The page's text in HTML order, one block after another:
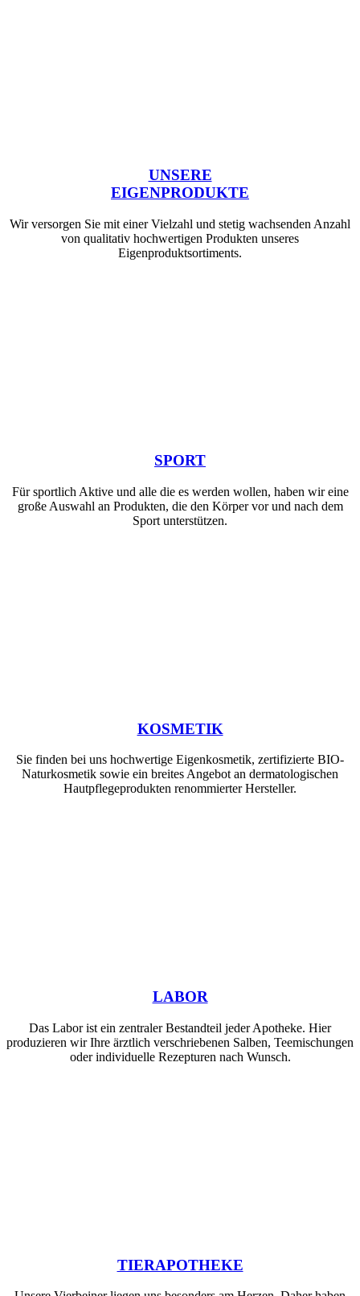
UNSERE
EIGENPRODUKTE
Wir versorgen Sie mit einer Vielzahl und stetig wachsenden Anzahl
von qualitativ hochwertigen Produkten unseres
Eigenproduktsortiments.
SPORT
Für sportlich Aktive und alle die es werden wollen, haben wir eine
große Auswahl an Produkten, die den Körper vor und nach dem
Sport unterstützen.
KOSMETIK
Sie finden bei uns hochwertige Eigenkosmetik, zertifizierte BIO-
Naturkosmetik sowie ein breites Angebot an dermatologischen
Hautpflegeprodukten renommierter Hersteller.
LABOR
Das Labor ist ein zentraler Bestandteil jeder Apotheke. Hier
produzieren wir Ihre ärztlich verschriebenen Salben, Teemischungen
oder individuelle Rezepturen nach Wunsch.
TIERAPOTHEKE